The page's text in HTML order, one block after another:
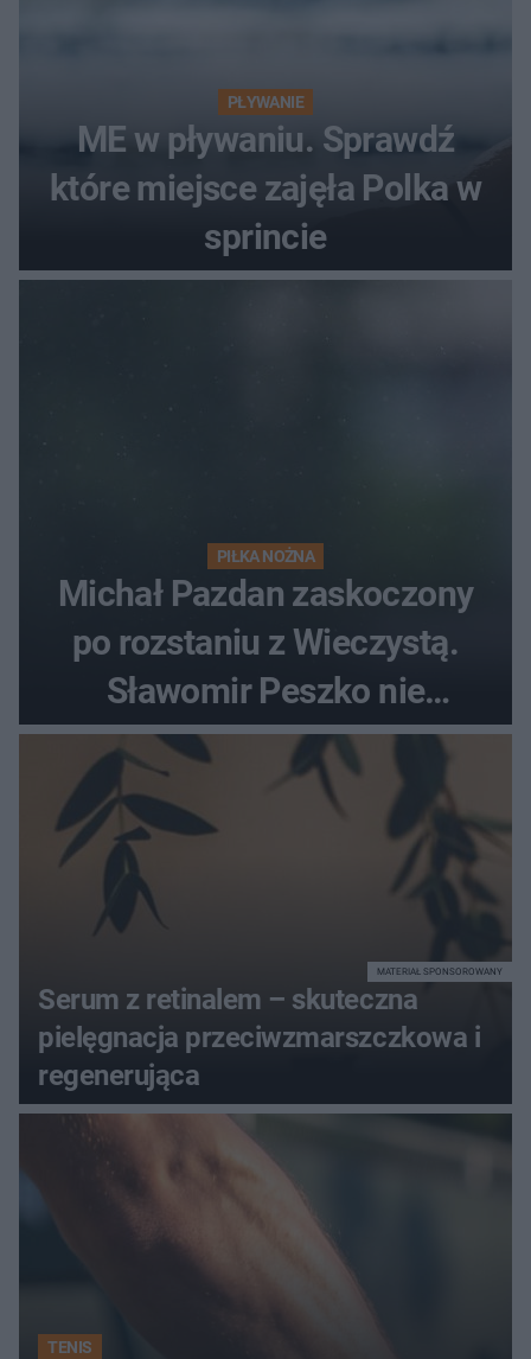
PŁYWANIE
ME w pływaniu. Sprawdź
które miejsce zajęła Polka w
sprincie
PIŁKA NOŻNA
Michał Pazdan zaskoczony
po rozstaniu z Wieczystą.
Sławomir Peszko nie
dotrzymał słowa?
Serum z retinalem – skuteczna
pielęgnacja przeciwzmarszczkowa i
regenerująca
MATERIAŁ SPONSOROWANY
TENIS